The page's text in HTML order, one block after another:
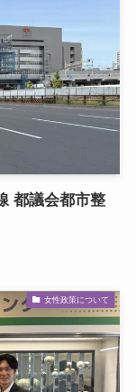
都議会都市整
女性政策について